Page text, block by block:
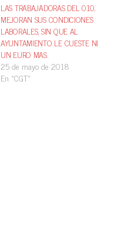
LAS TRABAJADORAS DEL 010,
MEJORAN SUS CONDICIONES
LABORALES, SIN QUE AL
AYUNTAMIENTO LE CUESTE NI
UN EURO MAS.
25 de mayo de 2018
En «CGT»